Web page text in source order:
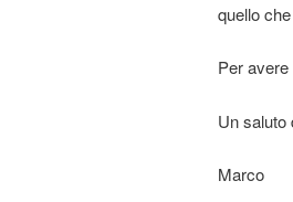
quello
Per
Un saluto
Marco